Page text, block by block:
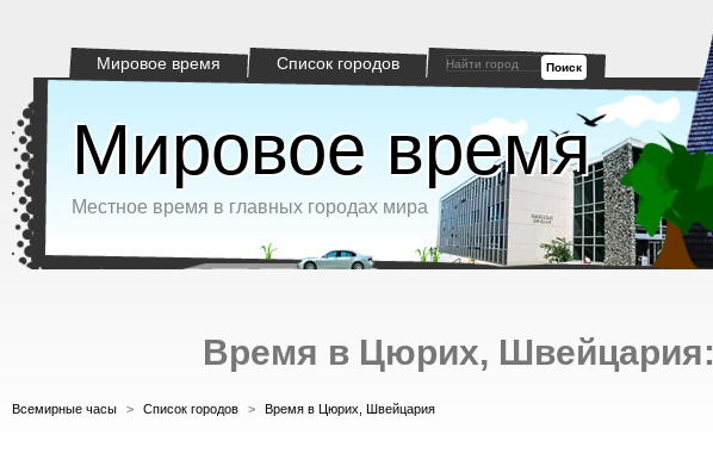
Мировое время Список городов Поиск
Мировое время
Местное время в главных городах мира
Время в Цюрих, Швейцария:
Всемирные часы > Список городов > Время в Цюрих, Швейцария